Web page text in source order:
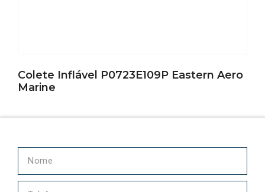
Colete Inflável P0723E109P Eastern Aero
Marine